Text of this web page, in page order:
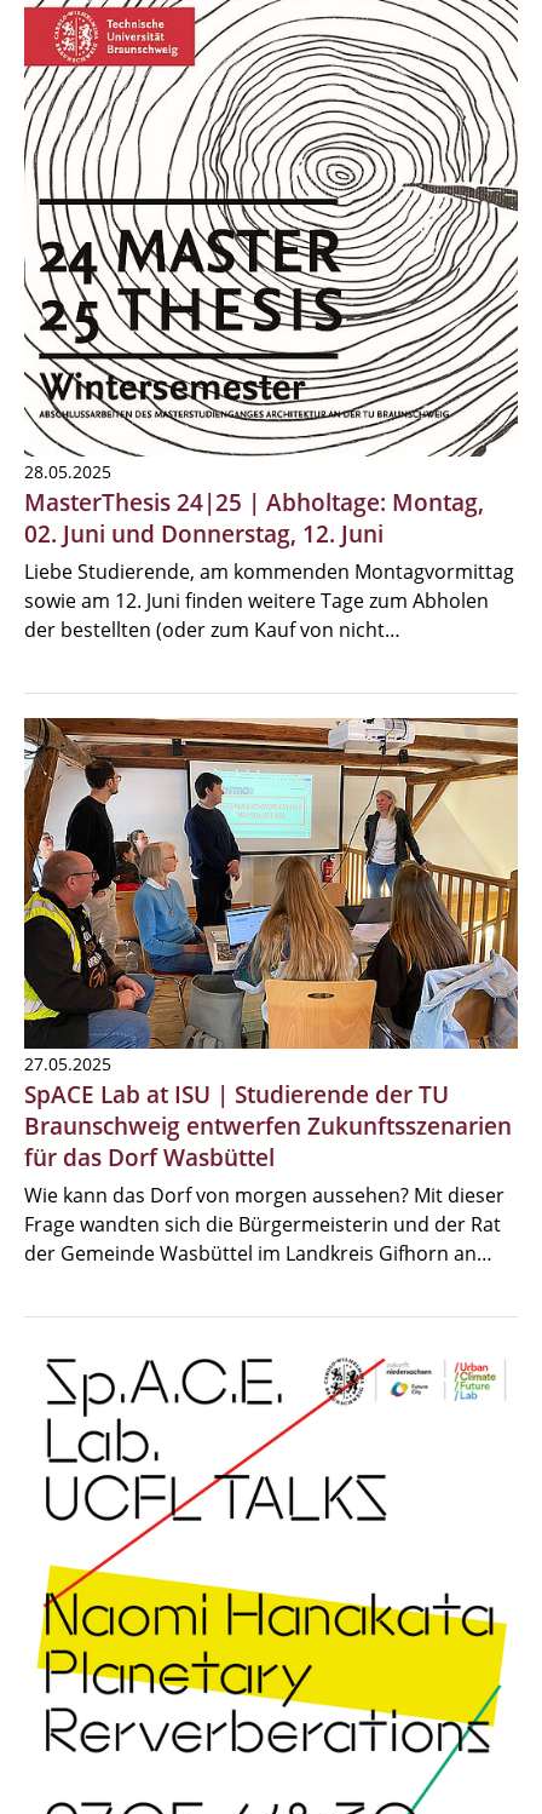
28.05.2025
MasterThesis 24|25 | Abholtage: Montag,
02. Juni und Donnerstag, 12. Juni
Liebe Studierende, am kommenden Montagvormittag
sowie am 12. Juni finden weitere Tage zum Abholen
der bestellten (oder zum Kauf von nicht…
27.05.2025
SpACE Lab at ISU | Studierende der TU
Braunschweig entwerfen Zukunftsszenarien
für das Dorf Wasbüttel
Wie kann das Dorf von morgen aussehen? Mit dieser
Frage wandten sich die Bürgermeisterin und der Rat
der Gemeinde Wasbüttel im Landkreis Gifhorn an…